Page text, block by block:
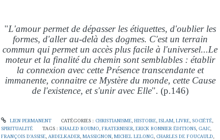
"L'amour permet de dépasser les étiquettes, d'oublier les
formes, d'aller au-delà des dogmes. C'est un terrain
commun qui permet un accès plus facile à l'universel...Le
moteur et la finalité du chemin sont semblables : établir
la connexion avec cette Présence transcendante et
immanente, connaitre ce Mystère du monde, cette Cause
de l'existence, et s'unir avec Elle". (p.146)
LIEN PERMANENT CATÉGORIES : CHRISTIANISME, HISTOIRE, ISLAM, LIVRE, SOCIÉTÉ,
SPIRITUALITÉ
TAGS :KHALED ROUMO,FRATERNISER,ERICK BONNIER ÉDITIONS, GAIC,
FRANÇOIS D'ASSISE, ABDELKADER, MASSIGNON, MICHEL LELONG, CHARLES DE FOUCAULD,